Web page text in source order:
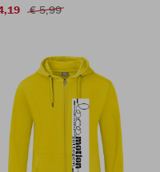
€ 5,99